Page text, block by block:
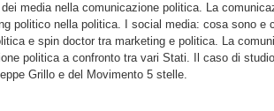
media nella comunicazione politica. La
politico nella politica. I social media: cosa sono e
e spin doctor tra marketing e politica. La
politica a confronto tra vari Stati. Il caso di
Grillo e del Movimento 5 stelle.